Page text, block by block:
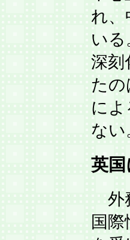
れ、
い
深刻
たの
に
ない
英
外
国